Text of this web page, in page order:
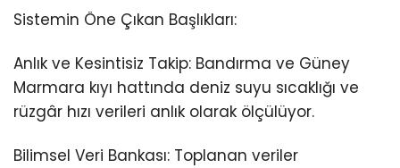
Sistemin Öne Çıkan Başlıkları:
Anlık ve Kesintisiz Takip: Bandırma ve Güney
Marmara kıyı hattında deniz suyu sıcaklığı ve
rüzgâr hızı verileri anlık olarak ölçülüyor.
Bilimsel Veri Bankası: Toplanan veriler